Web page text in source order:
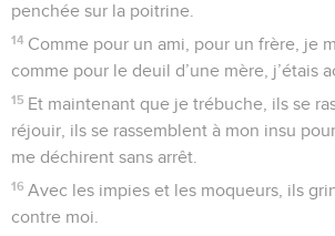
penchée sur la poitrine.
14 Comme pour un ami, pour un frère, je
comme pour le deuil d’une mère, j’étais
15 Et maintenant que je trébuche, ils se
réjouir, ils se rassemblent à mon insu
me déchirent sans arrêt.
16 Avec les impies et les moqueurs, ils
contre moi.